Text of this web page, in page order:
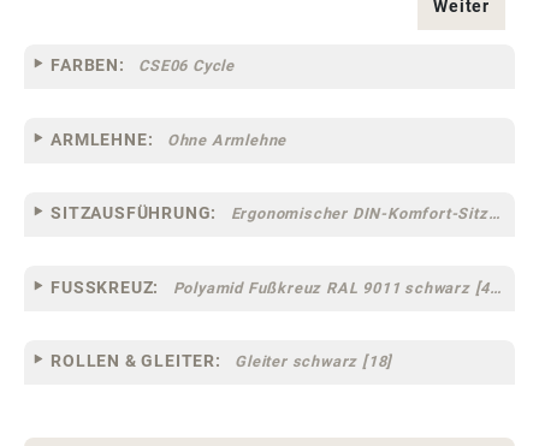
Weiter
FARBEN: CSE06 Cycle
ARMLEHNE: Ohne Armlehne
SITZAUSFÜHRUNG: Ergonomischer DIN-Komfort-Sitz [75]
FUSSKREUZ: Polyamid Fußkreuz RAL 9011 schwarz [44]
ROLLEN & GLEITER: Gleiter schwarz [18]